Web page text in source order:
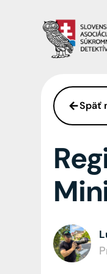
Späť